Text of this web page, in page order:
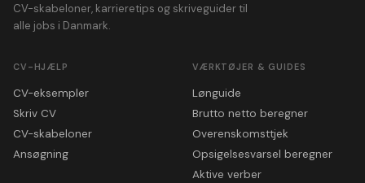
CV-skabeloner, karrieretips og skriveguider til
alle jobs i Danmark.
CV-HJÆLP
CV-eksempler
Skriv CV
CV-skabeloner
Ansøgning
VÆRKTØJER & GUIDES
Lønguide
Brutto netto beregner
Overenskomsttjek
Opsigelsesvarsel beregner
Aktive verber